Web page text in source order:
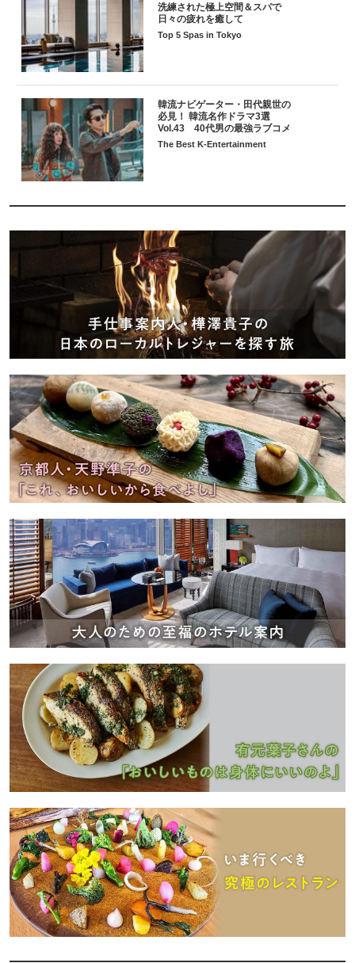
洗練された極上空間＆スパで
日々の疲れを癒して
Top 5 Spas in Tokyo
韓流ナビゲーター・田代親世の
必見！ 韓流名作ドラマ3選
Vol.43 40代男の最強ラブコメ
The Best K-Entertainment